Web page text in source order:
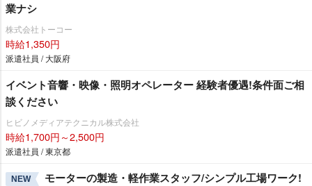
業ナシ
株式会社トーコー
時給1,350円
派遣社員 / 大阪府
イベント音響・映像・照明オペレーター 経験者優遇!条件面ご相
談ください
ヒビノメディアテクニカル株式会社
時給1,700円～2,500円
派遣社員 / 東京都
NEW
モーターの製造・軽作業スタッフ/シンプル工場ワーク!